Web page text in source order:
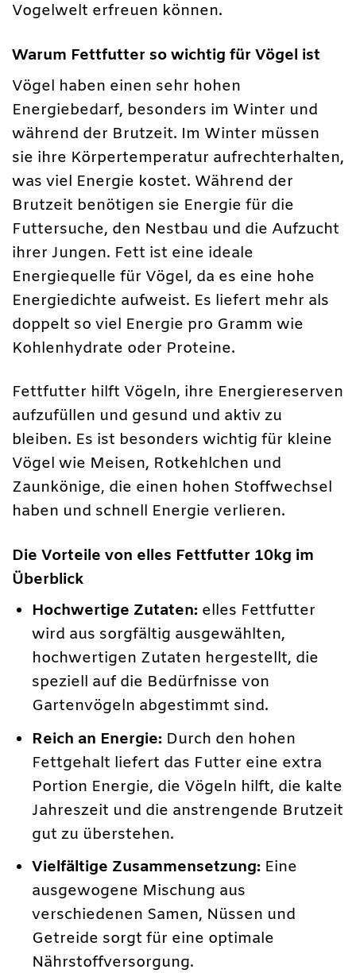
Vogelwelt erfreuen können.
Warum Fettfutter so wichtig für Vögel ist
Vögel haben einen sehr hohen
Energiebedarf, besonders im Winter und
während der Brutzeit. Im Winter müssen
sie ihre Körpertemperatur aufrechterhalten,
was viel Energie kostet. Während der
Brutzeit benötigen sie Energie für die
Futtersuche, den Nestbau und die Aufzucht
ihrer Jungen. Fett ist eine ideale
Energiequelle für Vögel, da es eine hohe
Energiedichte aufweist. Es liefert mehr als
doppelt so viel Energie pro Gramm wie
Kohlenhydrate oder Proteine.
Fettfutter hilft Vögeln, ihre Energiereserven
aufzufüllen und gesund und aktiv zu
bleiben. Es ist besonders wichtig für kleine
Vögel wie Meisen, Rotkehlchen und
Zaunkönige, die einen hohen Stoffwechsel
haben und schnell Energie verlieren.
Die Vorteile von elles Fettfutter 10kg im
Überblick
Hochwertige Zutaten: elles Fettfutter
wird aus sorgfältig ausgewählten,
hochwertigen Zutaten hergestellt, die
speziell auf die Bedürfnisse von
Gartenvögeln abgestimmt sind.
Reich an Energie: Durch den hohen
Fettgehalt liefert das Futter eine extra
Portion Energie, die Vögeln hilft, die kalte
Jahreszeit und die anstrengende Brutzeit
gut zu überstehen.
Vielfältige Zusammensetzung: Eine
ausgewogene Mischung aus
verschiedenen Samen, Nüssen und
Getreide sorgt für eine optimale
Nährstoffversorgung.